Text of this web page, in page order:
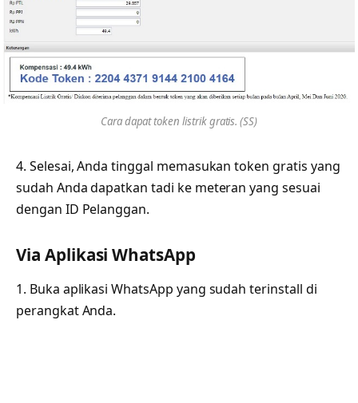
Cara dapat token listrik gratis. (SS)
4. Selesai, Anda tinggal memasukan token gratis yang
sudah Anda dapatkan tadi ke meteran yang sesuai
dengan ID Pelanggan.
Via Aplikasi WhatsApp
1. Buka aplikasi WhatsApp yang sudah terinstall di
perangkat Anda.